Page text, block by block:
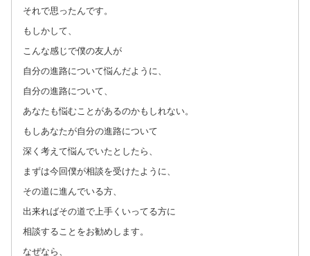
それで思ったんです。
もしかして、
こんな感じで僕の友人が
自分の進路について悩んだように、
自分の進路について、
あなたも悩むことがあるのかもしれない。
もしあなたが自分の進路について
深く考えて悩んでいたとしたら、
まずは今回僕が相談を受けたように、
その道に進んでいる方、
出来ればその道で上手くいってる方に
相談することをお勧めします。
なぜなら、